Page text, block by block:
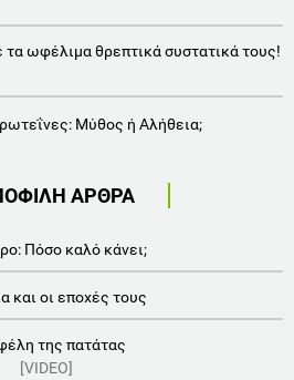
ωφέλιμα θρεπτικά συστατικά τους!
Μύθος ή Αλήθεια;
ΑΡΘΡΑ
Πόσο καλό κάνει;
και οι εποχές τους
της πατάτας
[VIDEO]